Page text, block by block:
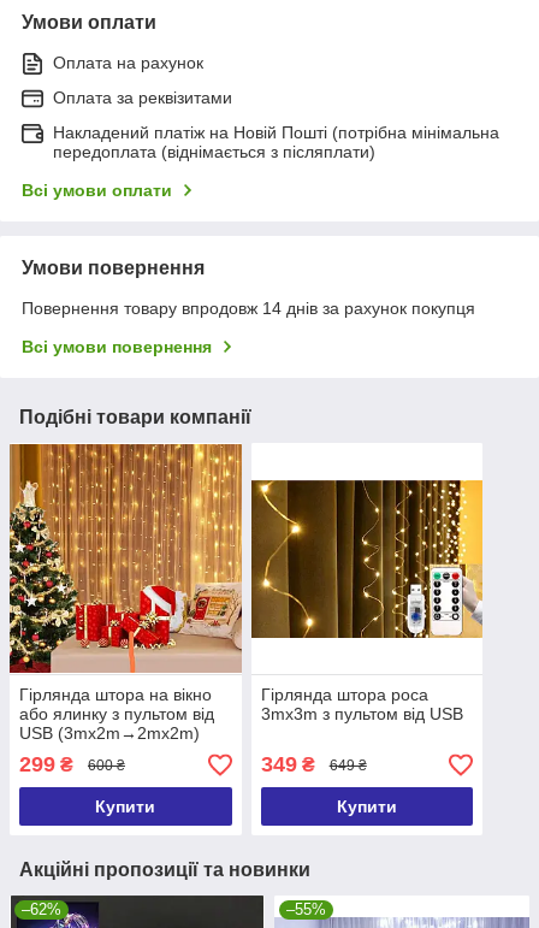
Умови оплати
Оплата на рахунок
Оплата за реквізитами
Накладений платіж на Новій Пошті (потрібна мінімальна
передоплата (віднімається з післяплати)
Всі умови оплати
Умови повернення
Повернення товару впродовж 14 днів за рахунок покупця
Всі умови повернення
Подібні товари компанії
Гірлянда штора на вікно
або ялинку з пультом від
USB (3mx2m→2mx2m)
299 ₴ 600 ₴
Купити
Гірлянда штора роса
3mx3m з пультом від USB
349₴ 649 ₴
Купити
Акційні пропозиції та новинки
–62% –55%